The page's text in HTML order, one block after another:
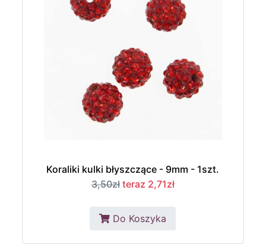
Koraliki kulki błyszczące - 9mm - 1szt.
3,50zł teraz 2,71zł
Do Koszyka